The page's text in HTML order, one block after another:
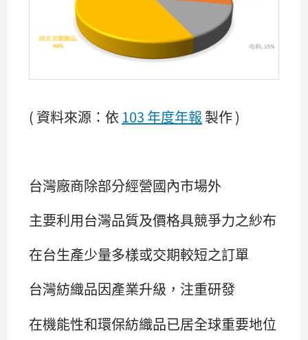
( 資料來源：依103 年度年報製作 )
台灣廠商除部分經營國內市場外
主要利用台灣品質及價格具競爭力之紗布
在台生產少量多樣或交期較短之訂單
台灣紡織品因產業升級，注重研發
在機能性和環保紡織品已居全球重要地位